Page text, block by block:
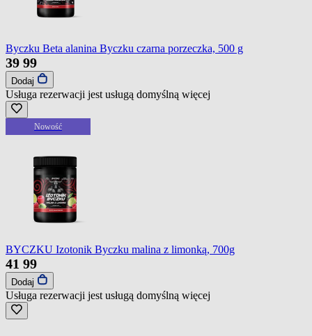
Byczku Beta alanina Byczku czarna porzeczka, 500 g
39 99
Dodaj
Usługa rezerwacji jest usługą domyślną więcej
Nowość
BYCZKU Izotonik Byczku malina z limonką, 700g
41 99
Dodaj
Usługa rezerwacji jest usługą domyślną więcej